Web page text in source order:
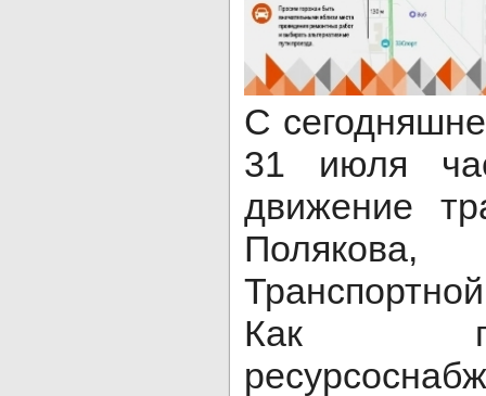
С
31 июля
движение
Как